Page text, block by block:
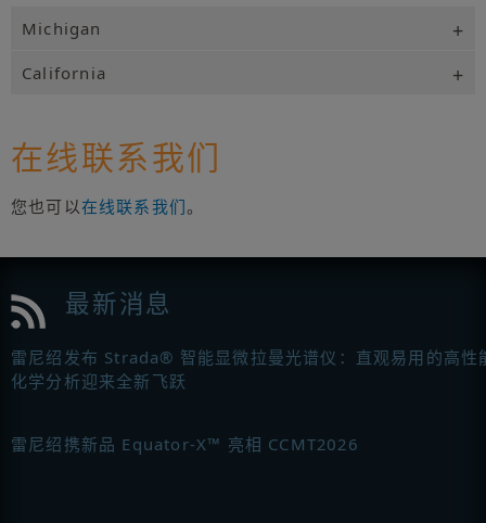
Michigan
California
在线联系我们
您也可以在线联系我们。
最新消息
雷尼绍发布 Strada® 智能显微拉曼光谱仪：直观易用的高性
化学分析迎来全新飞跃
雷尼绍携新品 Equator-X™ 亮相 CCMT2026